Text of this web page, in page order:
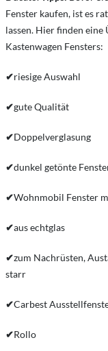
Fenster kaufen, ist es
lassen. Hier finden
Kastenwagen Fensters:
✔riesige Auswahl
✔gute Qualität
✔Doppelverglasung
✔dunkel getönte
✔Wohnmobil Fenster
✔aus echtglas
✔zum Nachrüsten,
starr
✔Carbest
✔Rollo